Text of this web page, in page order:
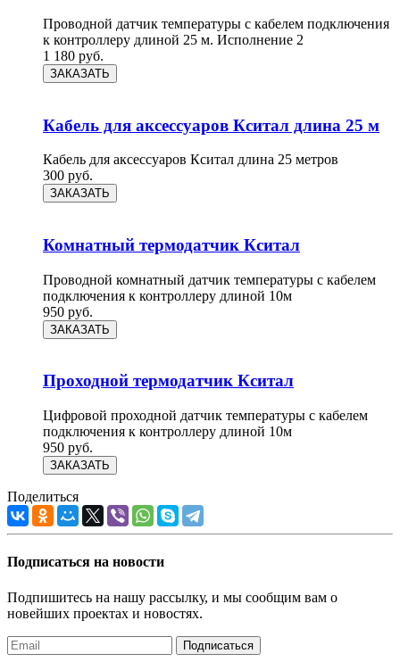
Проводной датчик температуры с кабелем подключения
к контроллеру длиной 25 м. Исполнение 2
1 180 руб.
ЗАКАЗАТЬ
Кабель для аксессуаров Кситал длина 25 м
Кабель для аксессуаров Кситал длина 25 метров
300 руб.
ЗАКАЗАТЬ
Комнатный термодатчик Кситал
Проводной комнатный датчик температуры с кабелем
подключения к контроллеру длиной 10м
950 руб.
ЗАКАЗАТЬ
Проходной термодатчик Кситал
Цифровой проходной датчик температуры с кабелем
подключения к контроллеру длиной 10м
950 руб.
ЗАКАЗАТЬ
Поделиться
Подписаться на новости
Подпишитесь на нашу рассылку, и мы сообщим вам о
новейших проектах и новостях.
Подписаться